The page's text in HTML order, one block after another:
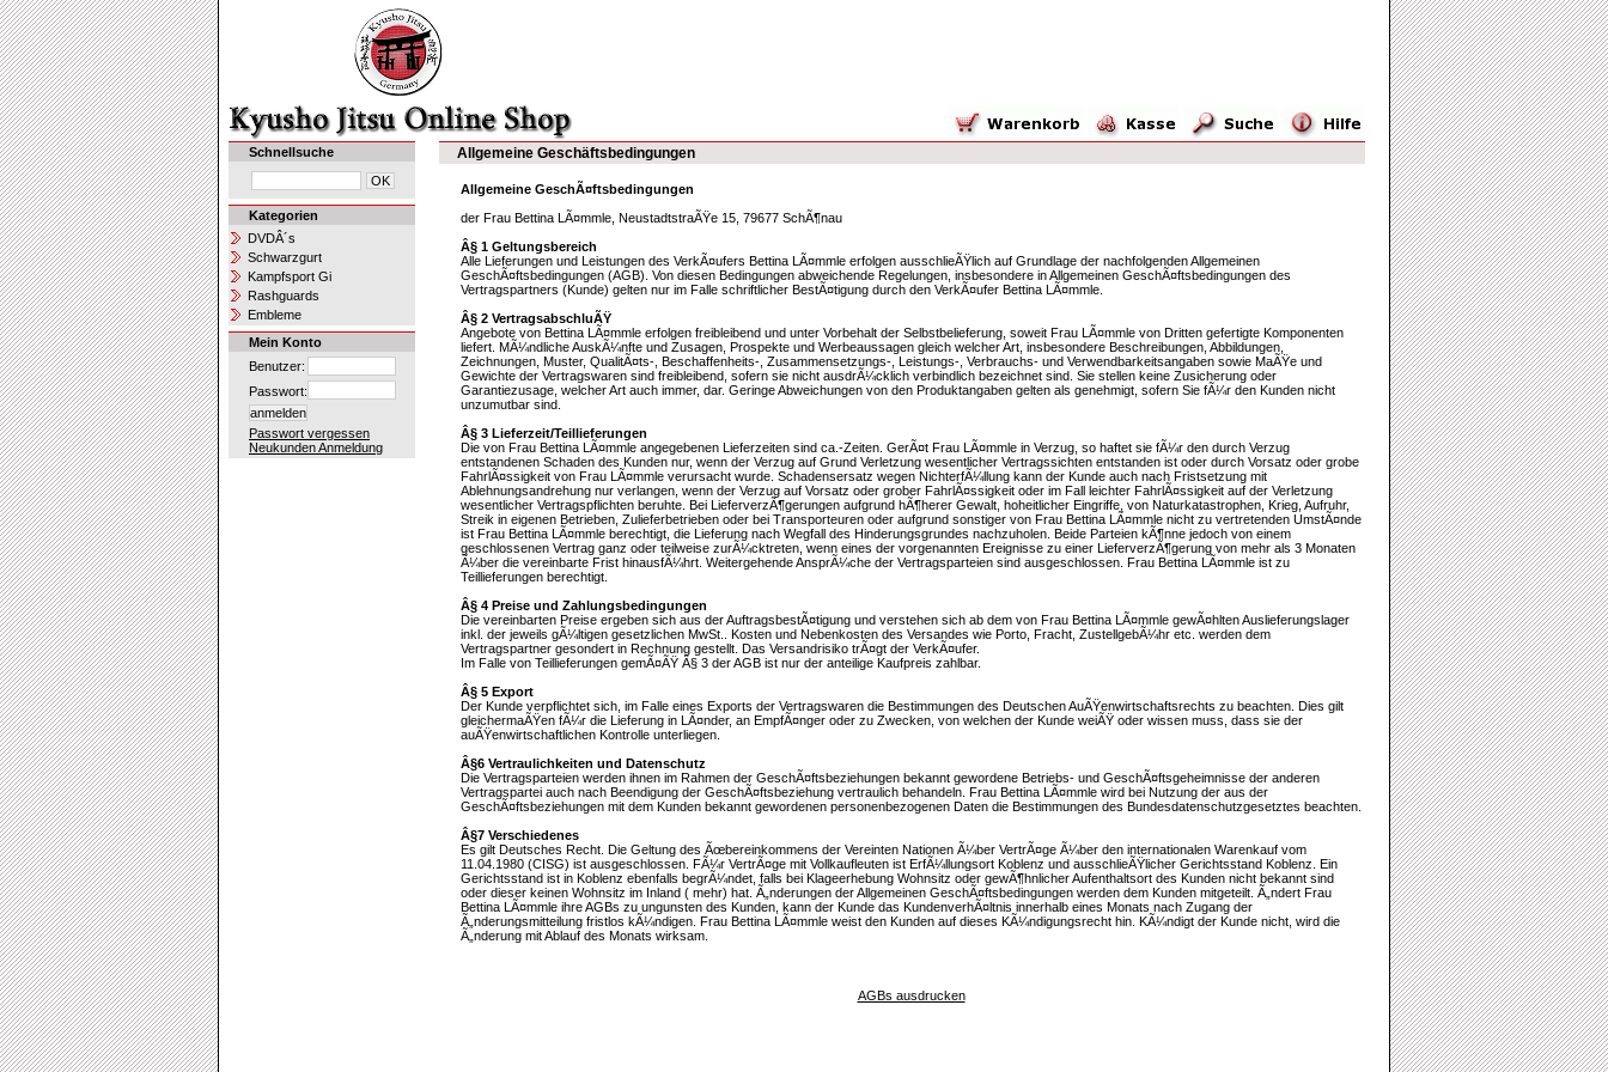
Schnellsuche
Kategorien
DVDÂ´s
Schwarzgurt
Kampfsport Gi
Rashguards
Embleme
Mein Konto
Benutzer:
Passwort:
Passwort vergessen
Neukunden Anmeldung
Allgemeine Geschäftsbedingungen
Allgemeine GeschÃ¤ftsbedingungen
der Frau Bettina LÃ¤mmle, NeustadtstraÃŸe 15, 79677 SchÃ¶nau
Â§ 1 Geltungsbereich
Alle Lieferungen und Leistungen des VerkÃ¤ufers Bettina LÃ¤mmle erfolgen ausschlieÃŸlich auf Grundlage der nachfolgenden Allgemeinen
GeschÃ¤ftsbedingungen (AGB). Von diesen Bedingungen abweichende Regelungen, insbesondere in Allgemeinen GeschÃ¤ftsbedingungen des
Vertragspartners (Kunde) gelten nur im Falle schriftlicher BestÃ¤tigung durch den VerkÃ¤ufer Bettina LÃ¤mmle.
Â§ 2 VertragsabschluÃŸ
Angebote von Bettina LÃ¤mmle erfolgen freibleibend und unter Vorbehalt der Selbstbelieferung, soweit Frau LÃ¤mmle von Dritten gefertigte Komponenten
liefert. MÃ¼ndliche AuskÃ¼nfte und Zusagen, Prospekte und Werbeaussagen gleich welcher Art, insbesondere Beschreibungen, Abbildungen,
Zeichnungen, Muster, QualitÃ¤ts-, Beschaffenheits-, Zusammensetzungs-, Leistungs-, Verbrauchs- und Verwendbarkeitsangaben sowie MaÃŸe und
Gewichte der Vertragswaren sind freibleibend, sofern sie nicht ausdrÃ¼cklich verbindlich bezeichnet sind. Sie stellen keine Zusicherung oder
Garantiezusage, welcher Art auch immer, dar. Geringe Abweichungen von den Produktangaben gelten als genehmigt, sofern Sie fÃ¼r den Kunden nicht
unzumutbar sind.
Â§ 3 Lieferzeit/Teillieferungen
Die von Frau Bettina LÃ¤mmle angegebenen Lieferzeiten sind ca.-Zeiten. GerÃ¤t Frau LÃ¤mmle in Verzug, so haftet sie fÃ¼r den durch Verzug
entstandenen Schaden des Kunden nur, wenn der Verzug auf Grund Verletzung wesentlicher Vertragssichten entstanden ist oder durch Vorsatz oder grobe
FahrlÃ¤ssigkeit von Frau LÃ¤mmle verursacht wurde. Schadensersatz wegen NichterfÃ¼llung kann der Kunde auch nach Fristsetzung mit
Ablehnungsandrehung nur verlangen, wenn der Verzug auf Vorsatz oder grober FahrlÃ¤ssigkeit oder im Fall leichter FahrlÃ¤ssigkeit auf der Verletzung
wesentlicher Vertragspflichten beruhte. Bei LieferverzÃ¶gerungen aufgrund hÃ¶herer Gewalt, hoheitlicher Eingriffe, von Naturkatastrophen, Krieg, Aufruhr,
Streik in eigenen Betrieben, Zulieferbetrieben oder bei Transporteuren oder aufgrund sonstiger von Frau Bettina LÃ¤mmle nicht zu vertretenden UmstÃ¤nde
ist Frau Bettina LÃ¤mmle berechtigt, die Lieferung nach Wegfall des Hinderungsgrundes nachzuholen. Beide Parteien kÃ¶nne jedoch von einem
geschlossenen Vertrag ganz oder teilweise zurÃ¼cktreten, wenn eines der vorgenannten Ereignisse zu einer LieferverzÃ¶gerung von mehr als 3 Monaten
Ã¼ber die vereinbarte Frist hinausfÃ¼hrt. Weitergehende AnsprÃ¼che der Vertragsparteien sind ausgeschlossen. Frau Bettina LÃ¤mmle ist zu
Teillieferungen berechtigt.
Â§ 4 Preise und Zahlungsbedingungen
Die vereinbarten Preise ergeben sich aus der AuftragsbestÃ¤tigung und verstehen sich ab dem von Frau Bettina LÃ¤mmle gewÃ¤hlten Auslieferungslager
inkl. der jeweils gÃ¼ltigen gesetzlichen MwSt.. Kosten und Nebenkosten des Versandes wie Porto, Fracht, ZustellgebÃ¼hr etc. werden dem
Vertragspartner gesondert in Rechnung gestellt. Das Versandrisiko trÃ¤gt der VerkÃ¤ufer.
Im Falle von Teillieferungen gemÃ¤ÃŸ Â§ 3 der AGB ist nur der anteilige Kaufpreis zahlbar.
Â§ 5 Export
Der Kunde verpflichtet sich, im Falle eines Exports der Vertragswaren die Bestimmungen des Deutschen AuÃŸenwirtschaftsrechts zu beachten. Dies gilt
gleichermaÃŸen fÃ¼r die Lieferung in LÃ¤nder, an EmpfÃ¤nger oder zu Zwecken, von welchen der Kunde weiÃŸ oder wissen muss, dass sie der
auÃŸenwirtschaftlichen Kontrolle unterliegen.
Â§6 Vertraulichkeiten und Datenschutz
Die Vertragsparteien werden ihnen im Rahmen der GeschÃ¤ftsbeziehungen bekannt gewordene Betriebs- und GeschÃ¤ftsgeheimnisse der anderen
Vertragspartei auch nach Beendigung der GeschÃ¤ftsbeziehung vertraulich behandeln. Frau Bettina LÃ¤mmle wird bei Nutzung der aus der
GeschÃ¤ftsbeziehungen mit dem Kunden bekannt gewordenen personenbezogenen Daten die Bestimmungen des Bundesdatenschutzgesetztes beachten.
Â§7 Verschiedenes
Es gilt Deutsches Recht. Die Geltung des Ãœbereinkommens der Vereinten Nationen Ã¼ber VertrÃ¤ge Ã¼ber den internationalen Warenkauf vom
11.04.1980 (CISG) ist ausgeschlossen. FÃ¼r VertrÃ¤ge mit Vollkaufleuten ist ErfÃ¼llungsort Koblenz und ausschlieÃŸlicher Gerichtsstand Koblenz. Ein
Gerichtsstand ist in Koblenz ebenfalls begrÃ¼ndet, falls bei Klageerhebung Wohnsitz oder gewÃ¶hnlicher Aufenthaltsort des Kunden nicht bekannt sind
oder dieser keinen Wohnsitz im Inland ( mehr) hat. Ã„nderungen der Allgemeinen GeschÃ¤ftsbedingungen werden dem Kunden mitgeteilt. Ã„ndert Frau
Bettina LÃ¤mmle ihre AGBs zu ungunsten des Kunden, kann der Kunde das KundenverhÃ¤ltnis innerhalb eines Monats nach Zugang der
Ã„nderungsmitteilung fristlos kÃ¼ndigen. Frau Bettina LÃ¤mmle weist den Kunden auf dieses KÃ¼ndigungsrecht hin. KÃ¼ndigt der Kunde nicht, wird die
Ã„nderung mit Ablauf des Monats wirksam.
AGBs ausdrucken